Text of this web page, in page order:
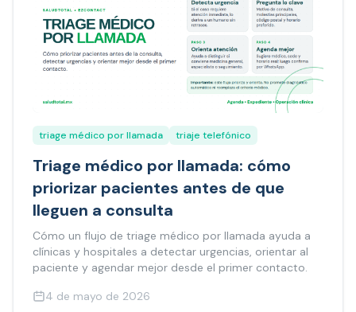
triage médico por llamada triaje telefónico
Triage médico por llamada: cómo
priorizar pacientes antes de que
lleguen a consulta
Cómo un flujo de triage médico por llamada ayuda a
clínicas y hospitales a detectar urgencias, orientar al
paciente y agendar mejor desde el primer contacto.
4 de mayo de 2026